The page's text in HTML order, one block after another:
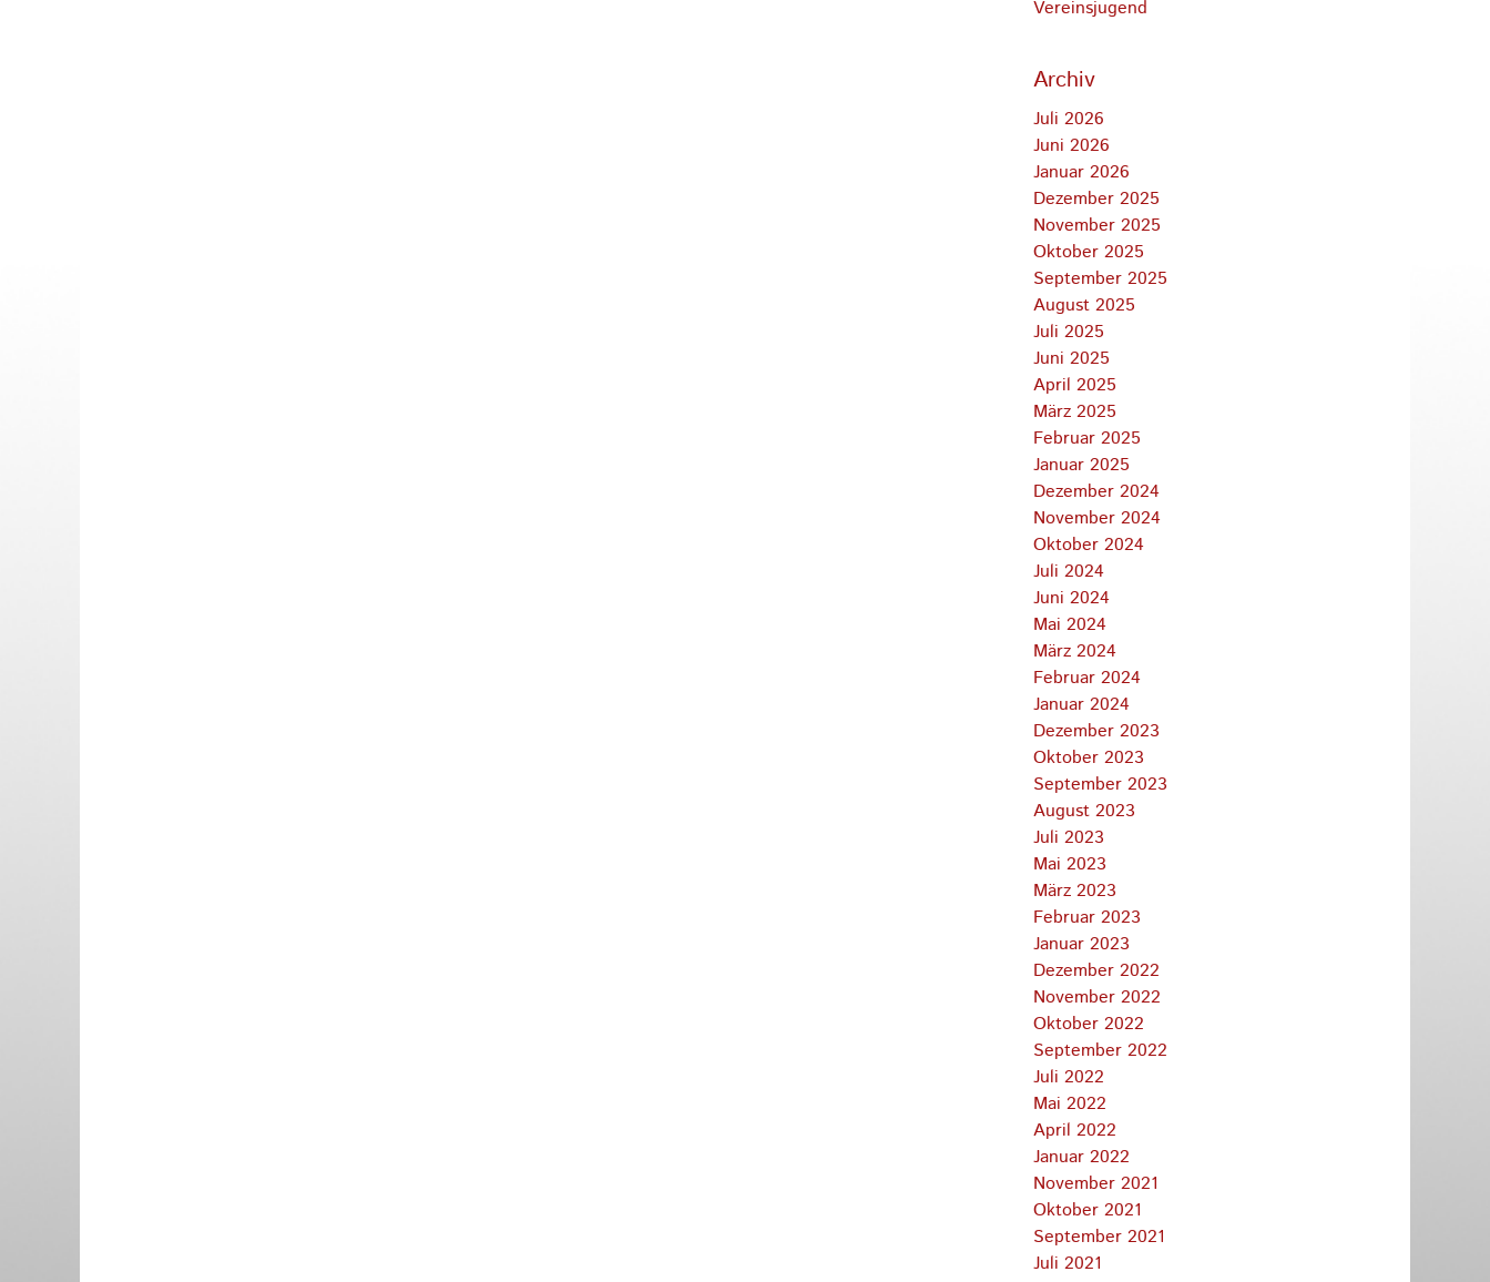
Vereinsjugend
Archiv
Juli 2026
Juni 2026
Januar 2026
Dezember 2025
November 2025
Oktober 2025
September 2025
August 2025
Juli 2025
Juni 2025
April 2025
März 2025
Februar 2025
Januar 2025
Dezember 2024
November 2024
Oktober 2024
Juli 2024
Juni 2024
Mai 2024
März 2024
Februar 2024
Januar 2024
Dezember 2023
Oktober 2023
September 2023
August 2023
Juli 2023
Mai 2023
März 2023
Februar 2023
Januar 2023
Dezember 2022
November 2022
Oktober 2022
September 2022
Juli 2022
Mai 2022
April 2022
Januar 2022
November 2021
Oktober 2021
September 2021
Juli 2021